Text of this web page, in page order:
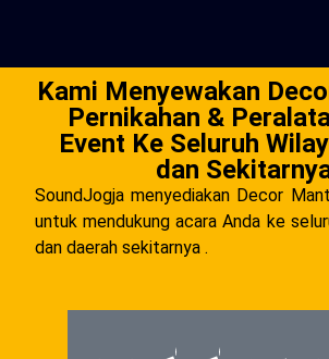
Kami Menyewakan
Pernikahan &
Event Ke Seluruh
dan
SoundJogja menyediakan Decor
untuk mendukung acara Anda ke
dan daerah sekitarnya .